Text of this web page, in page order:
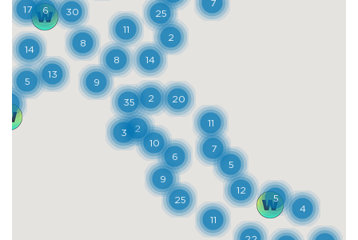
raggiungere l’antico Ponte sulla Dora di
Verney, dove si incrociano due sorgenti
termali scavate all’interno di una grotta
artificiale del 1.500. In una sorgente l’acqua
sgorga a 22 gradi, nell’altra a 36 gradi e
alimenta un impianto termale molto antico
e ben attrezzato.